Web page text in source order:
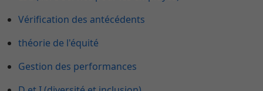
Vérification des antécédents
théorie de l'équité
Gestion des performances